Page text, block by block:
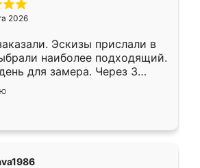
2026
Эскизы прислали в
наиболее подходящий.
для замера. Через 3
уже готова. Остались
Спасибо Ренессанс
работу!